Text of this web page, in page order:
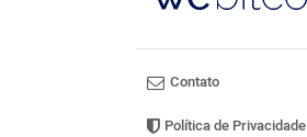
Contato
Política de Privacidade